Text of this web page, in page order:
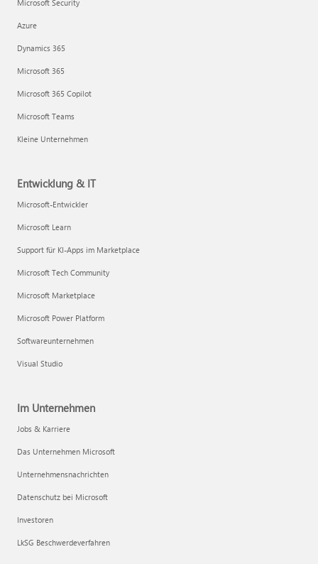
Microsoft Security
Azure
Dynamics 365
Microsoft 365
Microsoft 365 Copilot
Microsoft Teams
Kleine Unternehmen
Entwicklung & IT
Microsoft-Entwickler
Microsoft Learn
Support für KI-Apps im Marketplace
Microsoft Tech Community
Microsoft Marketplace
Microsoft Power Platform
Softwareunternehmen
Visual Studio
Im Unternehmen
Jobs & Karriere
Das Unternehmen Microsoft
Unternehmensnachrichten
Datenschutz bei Microsoft
Investoren
LkSG Beschwerdeverfahren